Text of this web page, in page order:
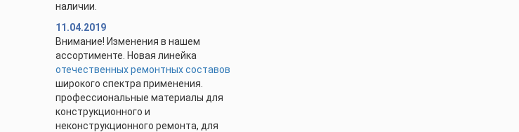
наличии.
11.04.2019
Внимание! Изменения в нашем
ассортименте. Новая линейка
отечественных ремонтных составов
широкого спектра применения.
профессиональные материалы для
конструкционного и
неконструкционного ремонта, для